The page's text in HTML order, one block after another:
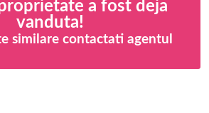
a fost deja
vanduta!
similare contactati agentul